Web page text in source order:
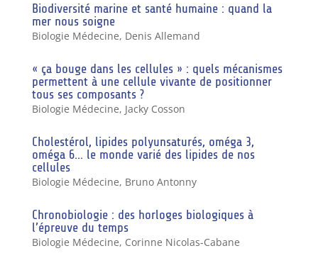
Biodiversité marine et santé humaine : quand la
mer nous soigne
Biologie Médecine, Denis Allemand
« ça bouge dans les cellules » : quels mécanismes
permettent à une cellule vivante de positionner
tous ses composants ?
Biologie Médecine, Jacky Cosson
Cholestérol, lipides polyunsaturés, oméga 3,
oméga 6… le monde varié des lipides de nos
cellules
Biologie Médecine, Bruno Antonny
Chronobiologie : des horloges biologiques à
l’épreuve du temps
Biologie Médecine, Corinne Nicolas-Cabane